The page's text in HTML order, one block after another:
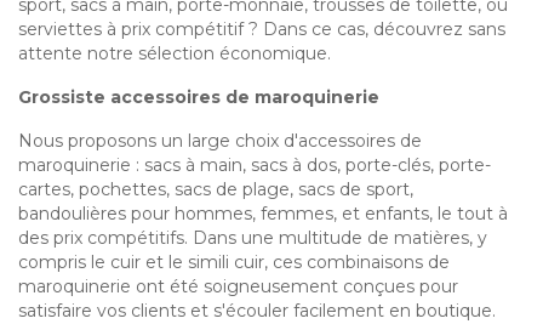
sport, sacs à main, porte-monnaie, trousses de toilette, ou
serviettes à prix compétitif ? Dans ce cas, découvrez sans
attente notre sélection économique.
Grossiste accessoires de maroquinerie
Nous proposons un large choix d'accessoires de
maroquinerie : sacs à main, sacs à dos, porte-clés, porte-
cartes, pochettes, sacs de plage, sacs de sport,
bandoulières pour hommes, femmes, et enfants, le tout à
des prix compétitifs. Dans une multitude de matières, y
compris le cuir et le simili cuir, ces combinaisons de
maroquinerie ont été soigneusement conçues pour
satisfaire vos clients et s'écouler facilement en boutique.